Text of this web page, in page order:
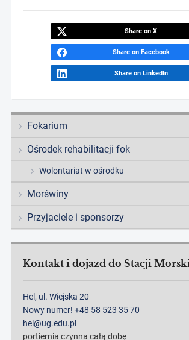
Fokarium
Ośrodek rehabilitacji fok
Wolontariat w ośrodku
Morświny
Przyjaciele i sponsorzy
Kontakt i dojazd do Stacji
Hel, ul. Wiejska 20
Nowy numer! +48 58 523 35 70
hel@ug.edu.pl
portiernia czynna całą dobę
Share on X
Share on Facebook
Share on LinkedIn